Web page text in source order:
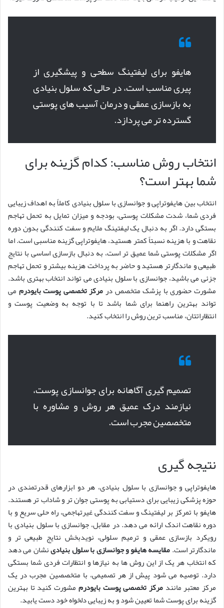
هایفو برای لیفتینگ سطحی و پیشگیری از
پیری مناسب است، در حالی که سلول بنیادی
به بازسازی عمقی و درمان آسیب های پوستی
گسترده تر می پردازد.
انتخاب روش مناسب: کدام گزینه برای
شما بهتر است؟
انتخاب بین هایفوتراپی و جوانسازی با سلول بنیادی کاملاً به اهداف زیبایی
فردی شما، شدت مشکلات پوستی، بودجه و میزان تمایل به تحمل تهاجم
بستگی دارد. اگر به دنبال یک لیفتینگ ملایم و سفت کنندگی بدون دوره
نقاهت و با هزینه نسبتاً کمتر هستید، هایفوتراپی گزینه مناسبی است. اما
اگر مشکلات پوستی شما عمیق تر است، به دنبال بازسازی اساسی با نتایج
طبیعی و ماندگارتر هستید و حاضر به پرداخت هزینه بیشتر و تحمل تهاجم
جزئی می باشید، جوانسازی با سلول بنیادی می تواند انتخاب بهتری باشد.
مشورت حضوری با پزشک متخصص درمرکز تخصصی پوست بایودرم می
تواند بهترین راهنما برای شما باشد تا با توجه به وضعیت پوست و
انتظاراتتان، مناسب ترین روش را انتخاب کنید.
تصمیم گیری آگاهانه برای جوانسازی پوست،
نیازمند درک عمیق هر روش و مشاوره با
متخصصین مجرب است.
نتیجه گیری
هایفوتراپی و جوانسازی با سلول بنیادی، هر دو ابزارهای قدرتمندی در
حوزه پزشکی زیبایی برای دستیابی به پوستی جوان تر و شاداب تر هستند.
هایفو با تمرکز بر لیفتینگ و سفت کنندگی غیرتهاجمی، راه حلی سریع و با
دوره نقاهت اندک ارائه می دهد. در مقابل، جوانسازی با سلول بنیادی با
رویکرد بازسازی عمقی و ترمیم سلولی، نویدبخش نتایج طبیعی تر و
ماندگارتر است.مقایسه هایفو و جوانسازی با سلول بنیادینشان می دهد
که انتخاب هر یک از این روش ها به نیازها و انتظارات فردی شما بستگی
دارد. توصیه می شود پیش از هر تصمیمی، با متخصصین مجرب در یک
مرکز معتبر مانندمرکز تخصصی پوست بایودرم مشورت کنید تا بهترین
گزینه برای پوست شما تعیین شود و به زیبایی دلخواه خود دست یابید.